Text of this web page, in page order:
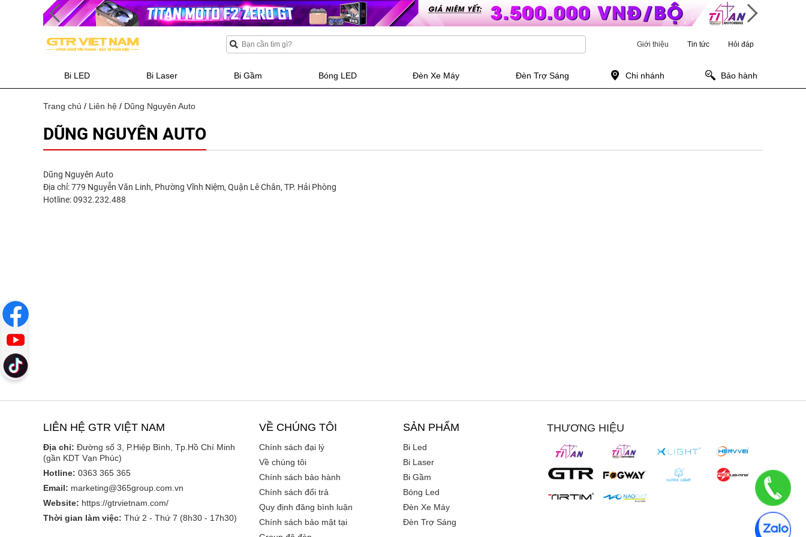
Giới thiệu Tin tức Hỏi đáp
Bi LED Bi Laser Bi Gầm Bóng LED Đèn Xe Máy Đèn Trợ Sáng Chi nhánh Bảo hành
Trang chủ / Liên hệ / Dũng Nguyên Auto
DŨNG NGUYÊN AUTO
Dũng Nguyên Auto
Địa chỉ: 779 Nguyễn Văn Linh, Phường Vĩnh Niệm, Quận Lê Chân, TP. Hải Phòng
Hotline: 0932.232.488
LIÊN HỆ GTR VIỆT NAM
Địa chỉ: Đường số 3, P.Hiệp Bình, Tp.Hồ Chí Minh
(gần KDT Vạn Phúc)
Hotline: 0363 365 365
Email: marketing@365group.com.vn
Website: https://gtrvietnam.com/
Thời gian làm việc: Thứ 2 - Thứ 7 (8h30 - 17h30)
VỀ CHÚNG TÔI
Chính sách đại lý
Về chúng tôi
Chính sách bảo hành
Chính sách đổi trả
Quy định đăng bình luận
Chính sách bảo mật tại
SẢN PHẨM
Bi Led
Bi Laser
Bi Gầm
Bóng Led
Đèn Xe Máy
Đèn Trợ Sáng
THƯƠNG HIỆU